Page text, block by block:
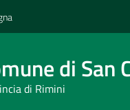
di San
di Rimini